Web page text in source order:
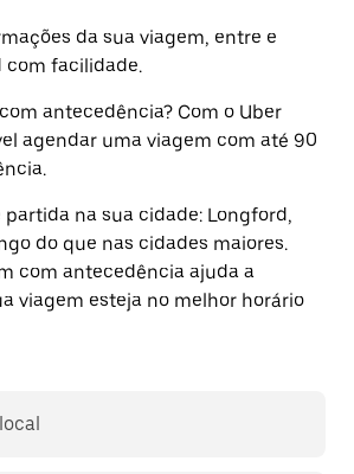
da sua viagem, entre e
com facilidade.
antecedência? Com o Uber
agendar uma viagem com até 90
partida na sua cidade: Longford,
do que nas cidades maiores.
com antecedência ajuda a
viagem esteja no melhor horário